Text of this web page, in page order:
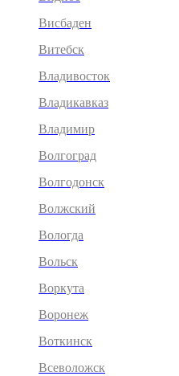
Висбаден
Витебск
Владивосток
Владикавказ
Владимир
Волгоград
Волгодонск
Волжский
Вологда
Вольск
Воркута
Воронеж
Воткинск
Всеволожск